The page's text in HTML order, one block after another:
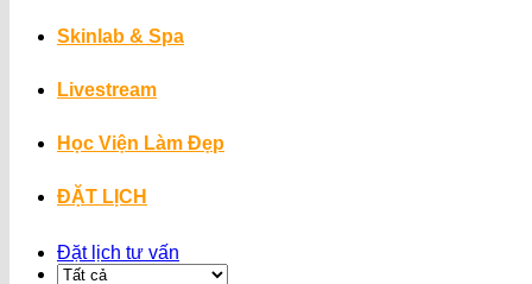
Skinlab & Spa
Livestream
Học Viện Làm Đẹp
ĐẶT LỊCH
Đặt lịch tư vấn